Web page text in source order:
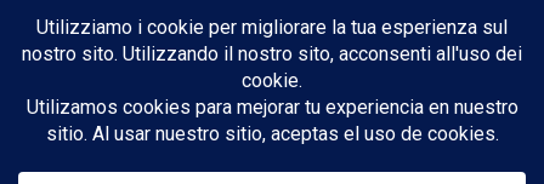
PUNTODINCONTRO